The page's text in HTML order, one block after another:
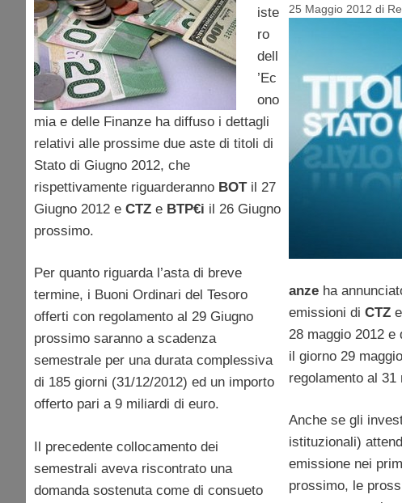
iste
ro
dell
’Ec
ono
mia e delle Finanze ha diffuso i dettagli
relativi alle prossime due aste di titoli di
Stato di Giugno 2012, che
rispettivamente riguarderanno BOTil 27
Giugno 2012 e CTZ e BTP€i il 26 Giugno
prossimo.
Per quanto riguarda l’asta di breve
termine, i Buoni Ordinari del Tesoro
offerti con regolamento al 29 Giugno
prossimo saranno a scadenza
semestrale per una durata complessiva
di 185 giorni (31/12/2012) ed un importo
offerto pari a 9 miliardi di euro.
Il precedente collocamento dei
semestrali aveva riscontrato una
domanda sostenuta come di consueto
25 Maggio 2012 di
anzeha
emissioni di CTZe
28 maggio 2012 e
il giorno 29
regolamento al 31
Anche se gli
istituzionali)
emissione nei
prossimo, le